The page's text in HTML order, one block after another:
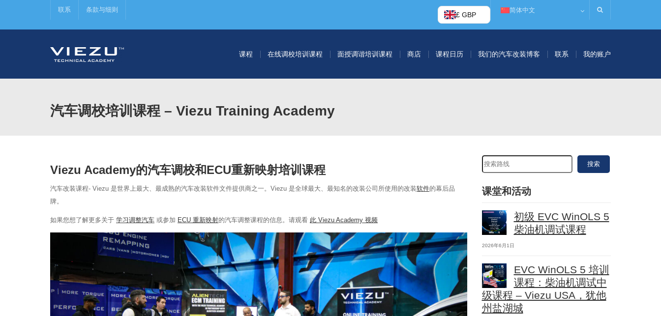
联系 条款与细则
£ GBP
简体中文
课程 在线调校培训课程 面授调谐培训课程 商店 课程日历 我们的汽车改装博客 联系 我的账户
汽车调校培训课程 – Viezu Training Academy
Viezu Academy的汽车调校和ECU重新映射培训课程
汽车改装课程- Viezu 是世界上最大、最成熟的汽车改装软件文件提供商之一。Viezu 是全球最大、最知名的改装公司所使用的改装软件的幕后品
牌。
如果您想了解更多关于 学习调整汽车 或参加 ECU 重新映射的汽车调整课程的信息。请观看 此 Viezu Academy 视频
搜索
课堂和活动
初级 EVC WinOLS 5
柴油机调试课程
2026年6月1日
EVC WinOLS 5 培训
课程：柴油机调试中
级课程 – Viezu USA，犹他
州盐湖城